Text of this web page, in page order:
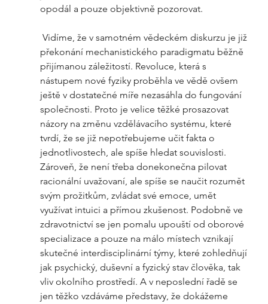
opodál a pouze objektivně pozorovat.
překonání mechanistického paradigmatu běžně
přijímanou záležitostí. Revoluce, která s
nástupem nové fyziky proběhla ve vědě ovšem
ještě v dostatečné míře nezasáhla do fungování
společnosti. Proto je velice těžké prosazovat
názory na změnu vzdělávacího systému, které
tvrdí, že se již nepotřebujeme učit fakta o
jednotlivostech, ale spíše hledat souvislosti.
Zároveň, že není třeba donekonečna pilovat
racionální uvažovaní, ale spíše se naučit rozumět
svým prožitkům, zvládat své emoce, umět
využívat intuici a přímou zkušenost. Podobně ve
zdravotnictví se jen pomalu upouští od oborové
specializace a pouze na málo místech vznikají
skutečné interdisciplinární týmy, které zohledňují
jak psychický, duševní a fyzický stav člověka, tak
vliv okolního prostředí. A v neposlední řadě se
jen těžko vzdáváme představy, že dokážeme